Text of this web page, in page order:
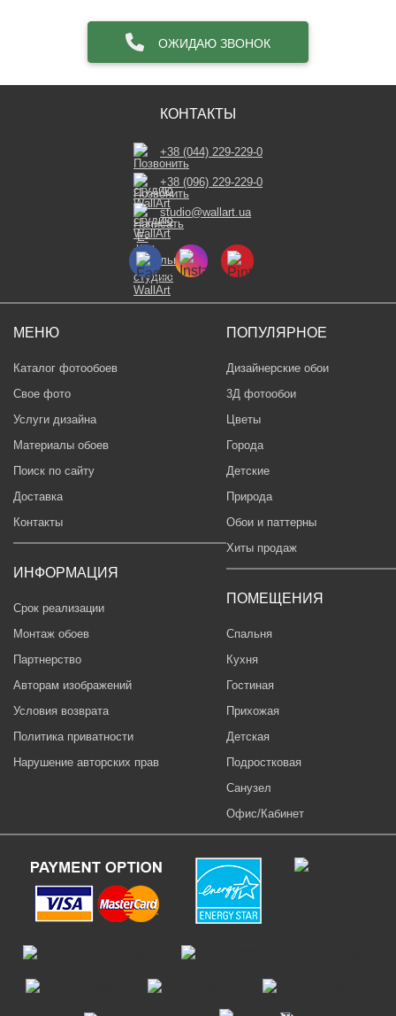
ОЖИДАЮ ЗВОНОК
МЕНЮ
Каталог фотообоев
Свое фото
Услуги дизайна
Материалы обоев
Поиск по сайту
Доставка
Контакты
ИНФОРМАЦИЯ
Срок реализации
Монтаж обоев
Партнерство
Авторам изображений
Условия возврата
Политика приватности
Нарушение авторских прав
ПОПУЛЯРНОЕ
Дизайнерские обои
3Д фотообои
Цветы
Города
Детские
Природа
Обои и паттерны
Хиты продаж
ПОМЕЩЕНИЯ
Спальня
Кухня
Гостиная
Прихожая
Детская
Подростковая
Санузел
Офис/Кабинет
КОНТАКТЫ
+38 (044) 229-229-0
+38 (096) 229-229-0
studio@wallart.ua